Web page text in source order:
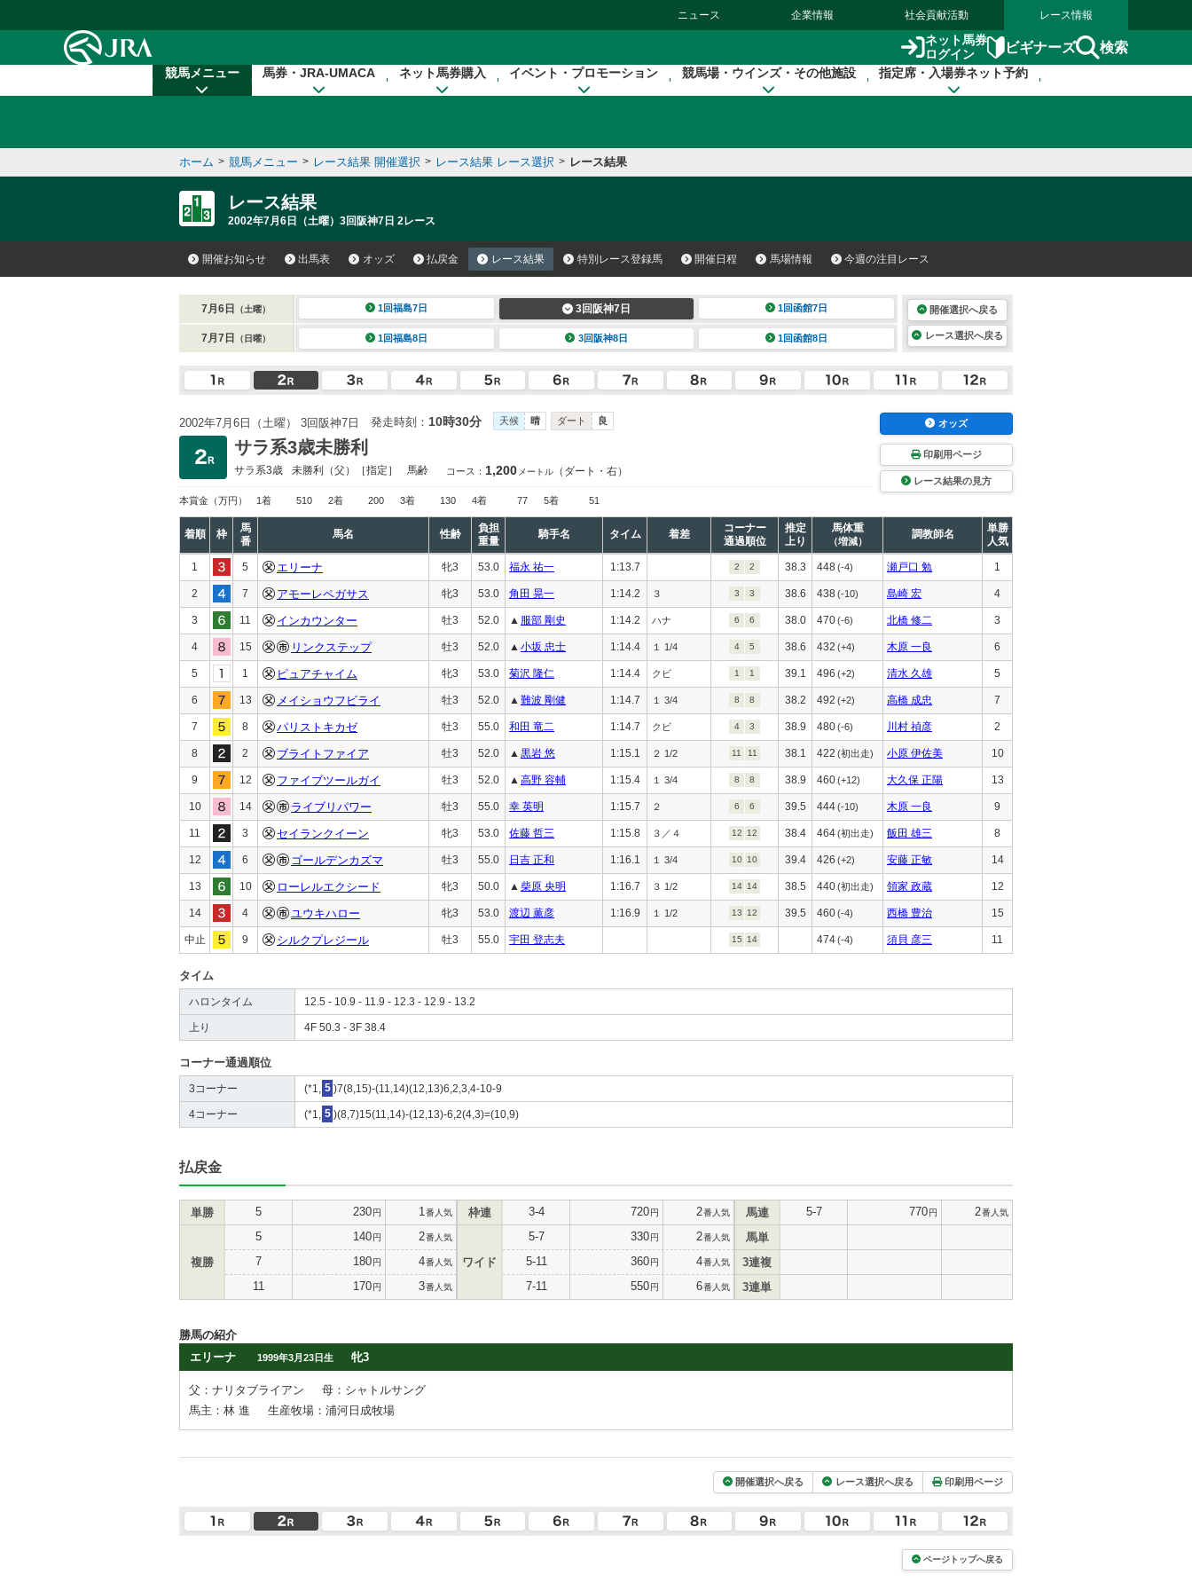
ニュース 企業情報 社会貢献活動 レース情報
ネット馬券
ログイン
ビギナーズ 検索
競馬メニュー 馬券・JRA-UMACA ネット馬券購入 イベント・プロモーション 競馬場・ウインズ・その他施設 指定席・入場券ネット予約
ホーム > 競馬メニュー > レース結果 開催選択 > レース結果 レース選択 > レース結果
レース結果
2002年7月6日（土曜）3回阪神7日 2レース
開催お知らせ 出馬表 オッズ 払戻金 レース結果 特別レース登録馬 開催日程 馬場情報 今週の注目レース
7月6日 （土曜） 1回福島7日 3回阪神7日 1回函館7日
7月7日 （日曜） 1回福島8日 3回阪神8日 1回函館8日
開催選択へ戻る
レース選択へ戻る
2002年7月6日（土曜） 3回阪神7日 発走時刻： 10時30分 天候 晴 ダート 良
サラ系3歳未勝利
サラ系3歳 未勝利 （父）［指定］ 馬齢 コース： 1,200 メートル （ダート・右）
本賞金 （万円） 1着 510 2着 200 3着 130 4着 77 5着 51
オッズ
印刷用ページ
レース結果の見方
着順 枠
馬
番
馬名 性齢
負担
重量
騎手名 タイム 着差
コーナー
通過順位
推定
上り
馬体重
（増減）
調教師名
単勝
人気
1 5 エリーナ 牝3 53.0 福永 祐一 1:13.7 2 2 38.3 448(-4) 瀬戸口 勉 1
2 7 アモーレペガサス 牝3 53.0 角田 晃一 1:14.2 ３ 3 3 38.6 438 (-10) 島崎 宏 4
3 11 インカウンター 牡3 52.0 ▲ 服部 剛史 1:14.2 ハナ 6 6 38.0 470(-6) 北橋 修二 3
4 15 リンクステップ 牡3 52.0 ▲ 小坂 忠士 1:14.4 １ 1/4 4 5 38.6 432 (+4) 木原 一良 6
5 1 ピュアチャイム 牝3 53.0 菊沢 隆仁 1:14.4 クビ 1 1 39.1 496 (+2) 清水 久雄 5
6 13 メイショウフビライ 牡3 52.0 ▲ 難波 剛健 1:14.7 １ 3/4 8 8 38.2 492 (+2) 高橋 成忠 7
7 8 パリストキカゼ 牡3 55.0 和田 竜二 1:14.7 クビ 4 3 38.9 480(-6) 川村 禎彦 2
8 2 ブライトファイア 牡3 52.0 ▲ 黒岩 悠 1:15.1 ２ 1/2 11 11 38.1 422 (初出走) 小原 伊佐美 10
9 12 ファイブツールガイ 牡3 52.0 ▲ 高野 容輔 1:15.4 １ 3/4 8 8 38.9 460(+12) 大久保 正陽 13
10 14 ライブリパワー 牡3 55.0 幸 英明 1:15.7 ２ 6 6 39.5 444(-10) 木原 一良 9
11 3 セイランクイーン 牝3 53.0 佐藤 哲三 1:15.8 ３／４ 12 12 38.4 464(初出走) 飯田 雄三 8
12 6 ゴールデンカズマ 牡3 55.0 日吉 正和 1:16.1 １ 3/4 10 10 39.4 426 (+2) 安藤 正敏 14
13 10 ローレルエクシード 牝3 50.0 ▲ 柴原 央明 1:16.7 ３ 1/2 14 14 38.5 440(初出走) 領家 政蔵 12
14 4 ユウキハロー 牝3 53.0 渡辺 薫彦 1:16.9 １ 1/2 13 12 39.5 460(-4) 西橋 豊治 15
中止 9 シルクプレジール 牡3 55.0 宇田 登志夫 15 14 474(-4) 須貝 彦三 11
タイム
ハロンタイム 12.5 - 10.9 - 11.9 - 12.3 - 12.9 - 13.2
上り 4F 50.3 - 3F 38.4
コーナー通過順位
3コーナー (*1, 5 )7(8,15)-(11,14)(12,13)6,2,3,4-10-9
4コーナー (*1, 5 )(8,7)15(11,14)-(12,13)-6,2(4,3)=(10,9)
払戻金
単勝 5 230円 1 番人気
複勝
5 140円 2番人気
7 180円 4番人気
11 170円 3番人気
枠連 3-4 720円 2番人気
ワイド
5-7 330円 2番人気
5-11 360円 4番人気
7-11 550円 6番人気
馬連 5-7 770円 2番人気
馬単
3連複
3連単
勝馬の紹介
エリーナ
1999年3月23日生 牝3
父：ナリタブライアン
母：シャトルサング
馬主：林 進
生産牧場：浦河日成牧場
開催選択へ戻る レース選択へ戻る 印刷用ページ
ページトップへ戻る